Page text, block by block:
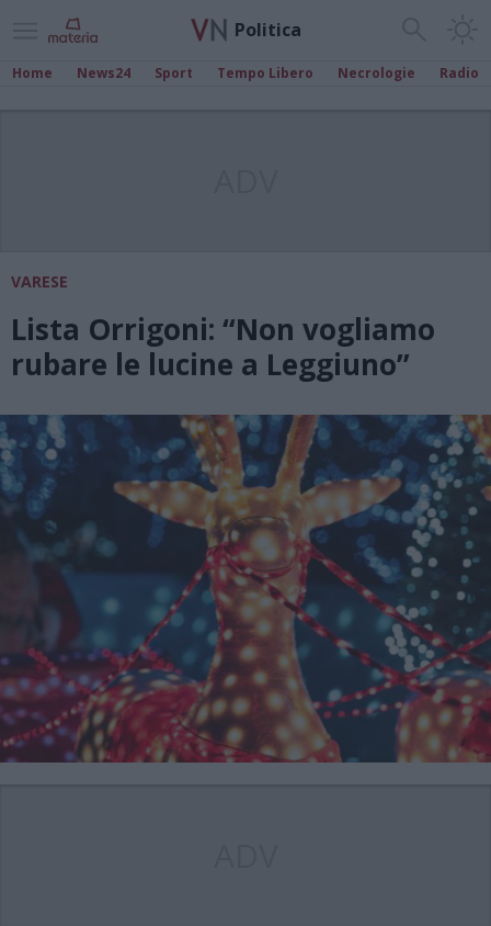
Politica
Home News24 Sport Tempo Libero Necrologie Radio
VARESE
Lista Orrigoni: “Non vogliamo
rubare le lucine a Leggiuno”